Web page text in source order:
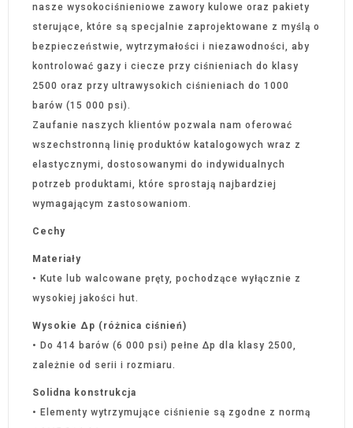
nasze wysokociśnieniowe zawory kulowe oraz pakiety
sterujące, które są specjalnie zaprojektowane z myślą o
bezpieczeństwie, wytrzymałości i niezawodności, aby
kontrolować gazy i ciecze przy ciśnieniach do klasy
2500 oraz przy ultrawysokich ciśnieniach do 1000
barów (15 000 psi).
Zaufanie naszych klientów pozwala nam oferować
wszechstronną linię produktów katalogowych wraz z
elastycznymi, dostosowanymi do indywidualnych
potrzeb produktami, które sprostają najbardziej
wymagającym zastosowaniom.
Cechy
Materiały
• Kute lub walcowane pręty, pochodzące wyłącznie z
wysokiej jakości hut.
Wysokie Δp (różnica ciśnień)
• Do 414 barów (6 000 psi) pełne Δp dla klasy 2500,
zależnie od serii i rozmiaru.
Solidna konstrukcja
• Elementy wytrzymujące ciśnienie są zgodne z normą